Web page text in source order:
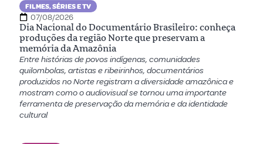
FILMES, SÉRIES E TV
07/08/2026
Dia Nacional do Documentário Brasileiro: conheça
produções da região Norte que preservam a
memória da Amazônia
Entre histórias de povos indígenas, comunidades
quilombolas, artistas e ribeirinhos, documentários
produzidos no Norte registram a diversidade amazônica e
mostram como o audiovisual se tornou uma importante
ferramenta de preservação da memória e da identidade
cultural